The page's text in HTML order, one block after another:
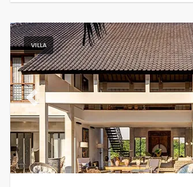
VILLA
Previous